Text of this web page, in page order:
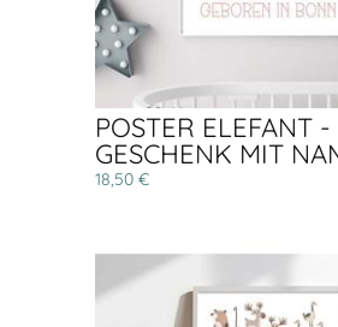
POSTER ELEFANT -
GESCHENK MIT
18,50 €